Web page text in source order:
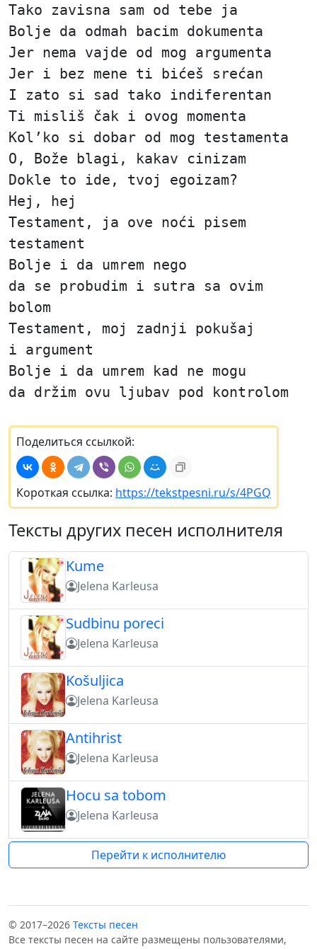
Tako zavisna sam od tebe ja
Bolje da odmah bacim dokumenta
Jer nema vajde od mog argumenta
Jer i bez mene ti bićeš srećan
I zato si sad tako indiferentan
Ti misliš čak i ovog momenta
Kol’ko si dobar od mog testamenta
O, Bože blagi, kakav cinizam
Dokle to ide, tvoj egoizam?
Hej, hej
Testament, ja ove noći pisem
testament
Bolje i da umrem nego
da se probudim i sutra sa ovim
bolom
Testament, moj zadnji pokušaj
i argument
Bolje i da umrem kad ne mogu
da držim ovu ljubav pod kontrolom
Поделиться ссылкой:
Короткая ссылка: https://tekstpesni.ru/s/4PGQ
Тексты других песен исполнителя
Kume
Jelena Karleusa
Sudbinu poreci
Jelena Karleusa
Košuljica
Jelena Karleusa
Antihrist
Jelena Karleusa
Hocu sa tobom
Jelena Karleusa
Перейти к исполнителю
© 2017–2026 Тексты песен
Все тексты песен на сайте размещены пользователями,